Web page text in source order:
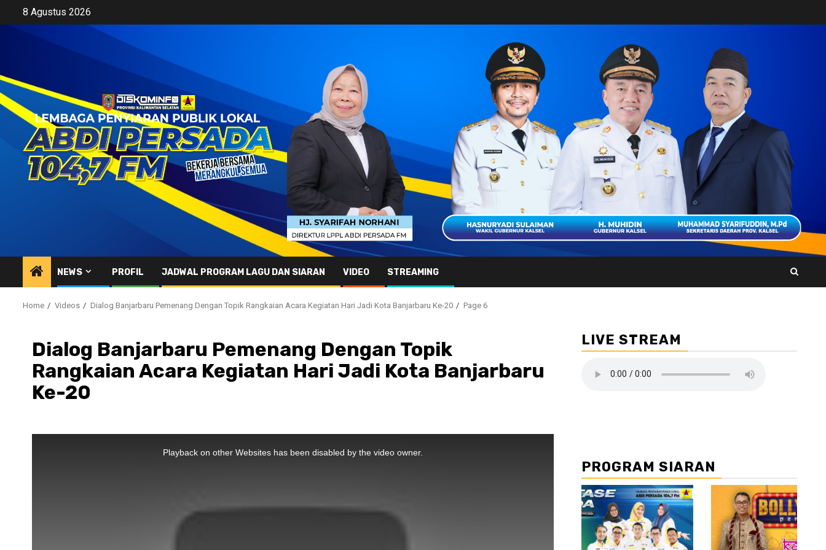
content
8 Agustus 2026
NEWS PROFIL JADWAL PROGRAM LAGU DAN SIARAN VIDEO STREAMING
Home Videos Dialog Banjarbaru Pemenang Dengan Topik Rangkaian Acara Kegiatan Hari Jadi Kota Banjarbaru Ke-20 Page 6
Dialog Banjarbaru Pemenang Dengan Topik
Rangkaian Acara Kegiatan Hari Jadi Kota Banjarbaru
Ke-20
LIVE STREAM
PROGRAM SIARAN
//2